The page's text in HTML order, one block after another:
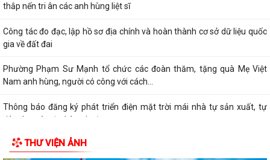
thắp nến tri ân các anh hùng liệt sĩ
Công tác đo đạc, lập hồ sơ địa chính và hoàn thành cơ sở dữ liệu quốc
gia về đất đai
Phường Phạm Sư Mạnh tổ chức các đoàn thăm, tặng quà Mẹ Việt
Nam anh hùng, người có công với cách...
Thông báo đăng ký phát triển điện mặt trời mái nhà tự sản xuất, tự
tiêu thụ trên địa bàn phường...
Thông báo đấu giá quyền sử dụng đất ở trên địa bàn phường Phạm
Sư Mạnh
THƯ VIỆN ẢNH